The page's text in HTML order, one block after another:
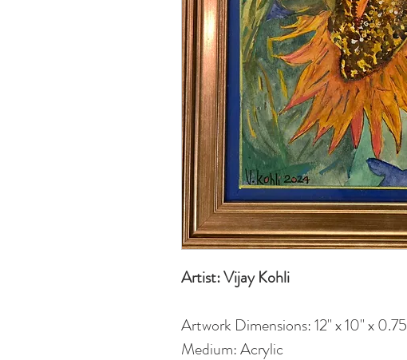
Artist: Vijay Kohli
Artwork Dimensions: 12" x 10" x 0.75
Medium: Acrylic